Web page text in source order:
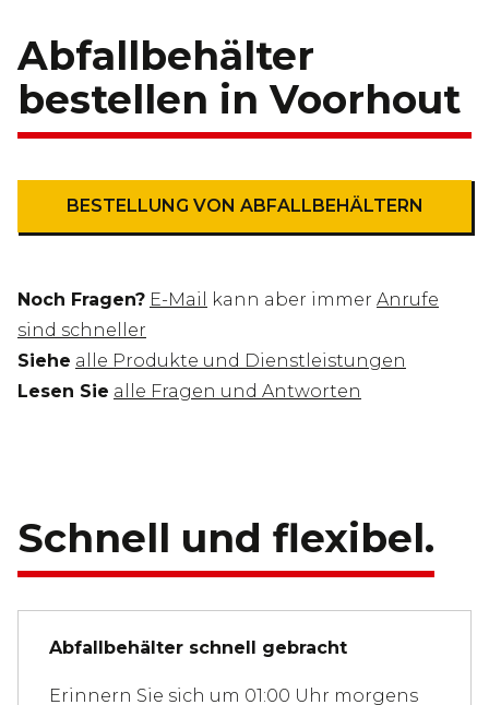
Abfallbehälter
bestellen in Voorhout
BESTELLUNG VON ABFALLBEHÄLTERN
Noch Fragen? E-Mail kann aber immer Anrufe
sind schneller
Siehe alle Produkte und Dienstleistungen
Lesen Sie alle Fragen und Antworten
Schnell und flexibel.
Abfallbehälter schnell gebracht
Erinnern Sie sich um 01:00 Uhr morgens